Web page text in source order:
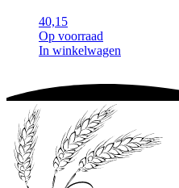
40,15
Op voorraad
In winkelwagen